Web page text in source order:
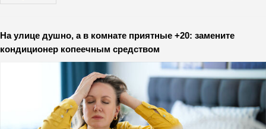
На улице душно, а в комнате приятные +20: замените
кондиционер копеечным средством